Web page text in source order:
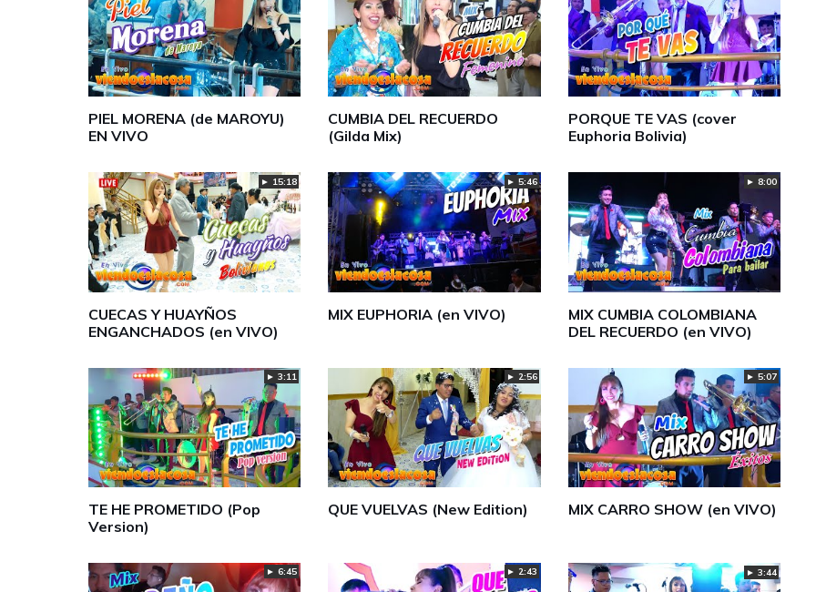
PIEL MORENA (de MAROYU)
EN VIVO
CUMBIA DEL RECUERDO
(Gilda Mix)
PORQUE TE VAS (cover
Euphoria Bolivia)
► 15:18
CUECAS Y HUAYÑOS
ENGANCHADOS (en VIVO)
► 5:46
MIX EUPHORIA (en VIVO)
► 8:00
MIX CUMBIA COLOMBIANA
DEL RECUERDO (en VIVO)
► 3:11
TE HE PROMETIDO (Pop
Version)
► 2:56
QUE VUELVAS (New Edition)
► 5:07
MIX CARRO SHOW (en VIVO)
► 6:45 ► 2:43 ► 3:44